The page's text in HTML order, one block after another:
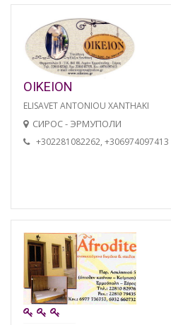
OIKEION
ELISAVET ANTONIOU XANTHAKI
СИРОС - ЭРМУПОЛИ
+302281082262, +306974097413